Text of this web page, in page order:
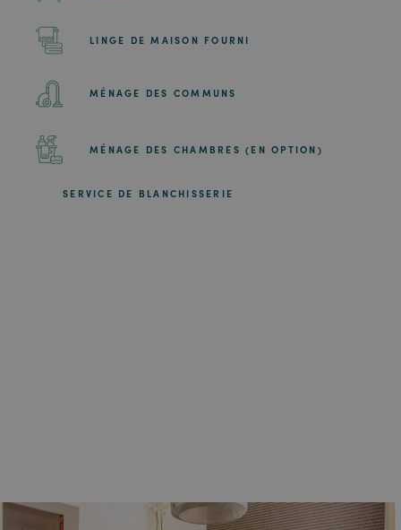
LINGE DE MAISON FOURNI
MÉNAGE DES COMMUNS
MÉNAGE DES CHAMBRES (EN OPTION)
SERVICE DE BLANCHISSERIE